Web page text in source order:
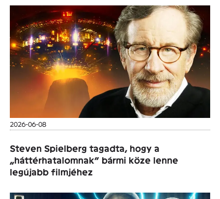
2026-06-08
Steven Spielberg tagadta, hogy a
„háttérhatalomnak” bármi köze lenne
legújabb filmjéhez